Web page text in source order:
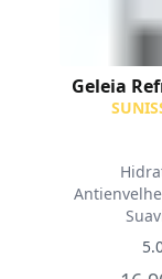
Geleia